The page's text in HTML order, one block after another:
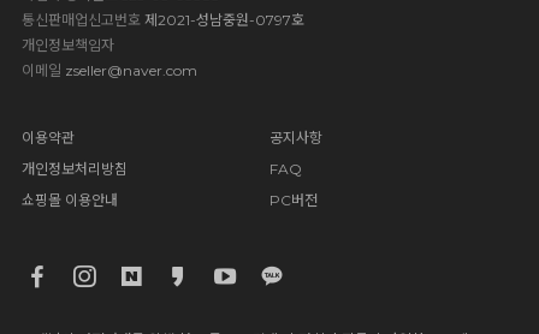
통신판매업신고번호 제2021-성남중원-0797호
개인정보책임자
이메일 zseller@naver.com
이용약관
개인정보처리방침
쇼핑몰 이용안내
공지사항
FAQ
PC버전